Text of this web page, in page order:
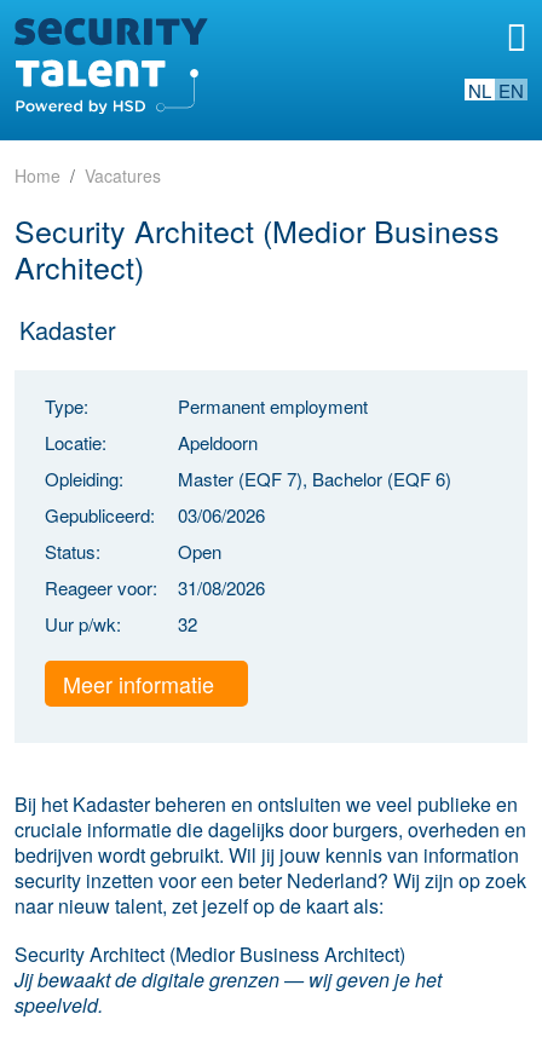
NL EN
Home Vacatures
Security Architect (Medior Business
Architect)
Kadaster
Type:
Permanent employment
Locatie:
Apeldoorn
Opleiding:
Master (EQF 7), Bachelor (EQF 6)
Gepubliceerd:
03/06/2026
Status:
Open
Reageer voor:
31/08/2026
Uur p/wk:
32
Meer informatie
Bij het Kadaster beheren en ontsluiten we veel publieke en
cruciale informatie die dagelijks door burgers, overheden en
bedrijven wordt gebruikt. Wil jij jouw kennis van information
security inzetten voor een beter Nederland? Wij zijn op zoek
naar nieuw talent, zet jezelf op de kaart als:
Security Architect (Medior Business Architect)
Jij bewaakt de digitale grenzen — wij geven je het
speelveld.